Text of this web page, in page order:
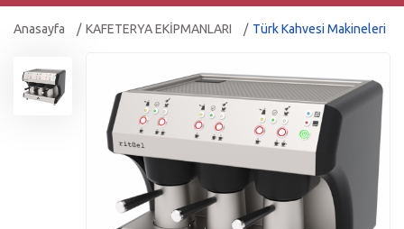
Anasayfa KAFETERYA EKİPMANLARI Türk Kahvesi Makineleri